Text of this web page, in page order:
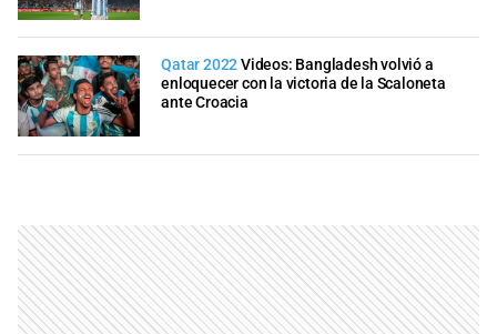
Qatar 2022Videos: Bangladesh volvió a
enloquecer con la victoria de la Scaloneta
ante Croacia